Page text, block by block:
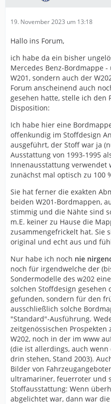
19. November 2023 um 13:18
Hallo ins Forum,
ich habe da ein bisher
Mercedes Benz-Bordmappe
W201, sondern auch der
Forum anscheinend auch
gesehen hatte, stelle ich den
Disposition:
Ich habe hier eine
offenkundig im Stoffdesign
ausgeführt, der Stoff war ja
Ausstattung von 1993-1995
Innenausstattung verwendet
zunächst mal optisch zu 100
Sie hat ferner die exakten
beiden W201-Bordmappen,
stimmig und die Nähte sind
m.E. keiner zu Hause die
zusammengefrickelt hat. Sie
original und echt aus und
Nur habe ich noch nie
noch für irgendwelche der
Sondermodelle des w202
solchen Stoffdesign gesehen
gefunden, sondern für den
ausschließlich solche
"Standard"-Ausführung.
zeitgenössischen
W202, noch in der im www
(die ist allerdings, auch wenn
drin stehen, Stand 2003).
Bilder von
ultramariner, feuerroter und
Stoffausstattung: Wenn
abgelichtet war, dann war